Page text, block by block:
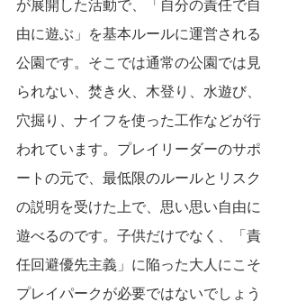
が展開した活動で、「自分の責任で自
由に遊ぶ」を基本ルールに運営される
公園です。そこでは通常の公園では見
られない、焚き火、木登り、水遊び、
穴掘り、ナイフを使った工作などが行
われています。プレイリーダーのサポ
ートの元で、最低限のルールとリスク
の説明を受けた上で、思い思い自由に
遊べるのです。子供だけでなく、「責
任回避優先主義」に陥った大人にこそ
プレイパークが必要ではないでしょう